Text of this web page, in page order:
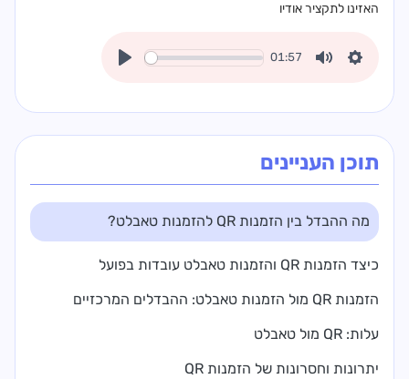
האזינו לתקציר אודיו
01:57
תוכן העניינים
מה ההבדל בין הזמנות QR להזמנות טאבלט?
כיצד הזמנות QR והזמנות טאבלט עובדות בפועל
הזמנות QR מול הזמנות טאבלט: ההבדלים המרכזיים
עלות: QR מול טאבלט
יתרונות וחסרונות של הזמנות QR